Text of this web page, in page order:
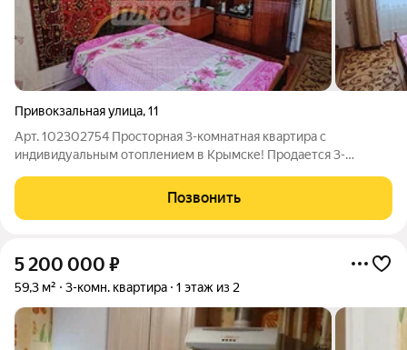
Привокзальная улица,11
Арт. 102302754 Просторная 3-комнатная квартира с
индивидуальным отоплением в Крымске! Продается 3-
кирпичного дома в г. Крымске, Краснодарский край.
Пространство и уют: 3 изолированные комнаты
Позвонить
5 200 000 ₽
59,3 м² 3-комн. квартира 1 этаж из 2